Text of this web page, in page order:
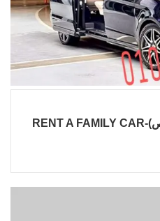
تأجير سيارة عائلية (فان-باص)-RENT A FAMILY CAR